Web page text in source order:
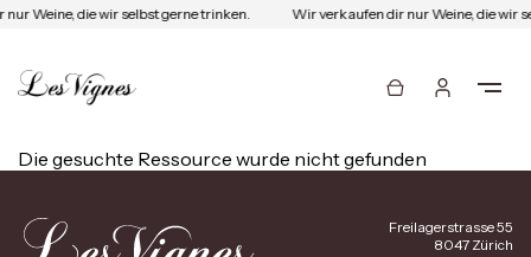
Weine, die wir selbst gerne trinken. Wir verkaufen dir nur Weine, die wir
Die gesuchte Ressource wurde nicht gefunden
Freilagerstrasse 55
8047 Zürich